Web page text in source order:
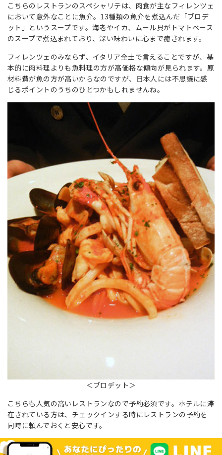
こちらのレストランのスペシャリテは、肉食が主なフィレンツェ
において意外なことに魚介。13種類の魚介を煮込んだ「ブロデ
ット」というスープです。海老やイカ、ムール貝がトマトベース
のスープで煮込まれており、深い味わいに心まで癒されます。
フィレンツェのみならず、イタリア全土で言えることですが、基
本的に肉料理よりも魚料理の方が高価格な傾向が見られます。原
材料費が魚の方が高いからなのですが、日本人には不思議に感
じるポイントのうちのひとつかもしれませんね。
＜ブロデット＞
こちらも人気の高いレストランなので予約必須です。ホテルに滞
在されている方は、チェックインする時にレストランの予約を
同時に頼んでおくと安心です。